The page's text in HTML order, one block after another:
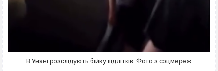
В Умані розслідують бійку підлітків. Фото з соцмереж